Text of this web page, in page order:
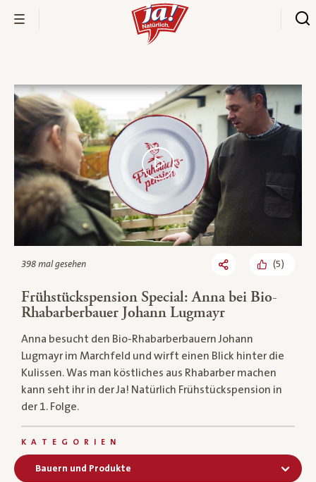
Bio-Thek
398 mal gesehen (5)
Frühstückspension Special: Anna bei Bio-
Rhabarberbauer Johann Lugmayr
Anna besucht den Bio-Rhabarberbauern Johann
Lugmayr im Marchfeld und wirft einen Blick hinter die
Kulissen. Was man köstliches aus Rhabarber machen
kann seht ihr in der Ja! Natürlich Frühstückspension in
der 1. Folge.
KATEGORIEN
Bauern und Produkte